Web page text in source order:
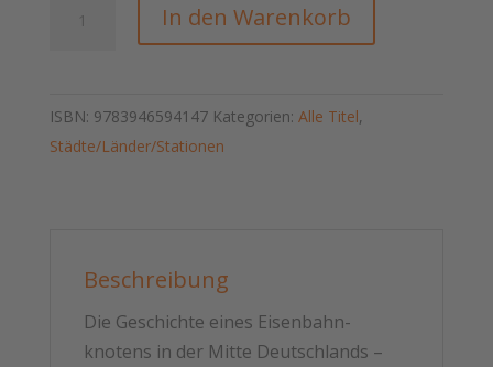
Bebra
In den Warenkorb
ISBN: 9783946594147 Kategorien: Alle Titel,
Städte/Länder/Stationen
Beschreibung
Die Geschichte eines Eisenbahn-
knotens in der Mitte Deutschlands –